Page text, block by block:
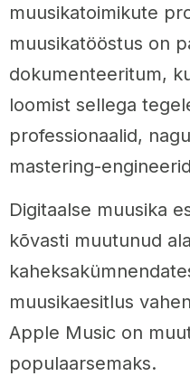
muusikatoimikute
muusikatööstus on
dokumenteeritum,
loomist sellega
professionaalid,
mastering-
Digitaalse muusika
kõvasti muutunud
muusikaesitlus
Apple Music on
populaarsemaks.